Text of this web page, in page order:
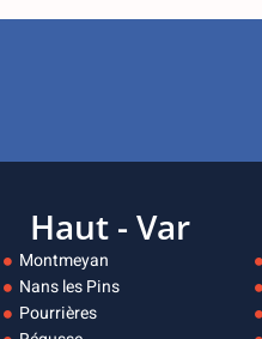
Haut - Var
Montmeyan
Nans les Pins
Pourrières